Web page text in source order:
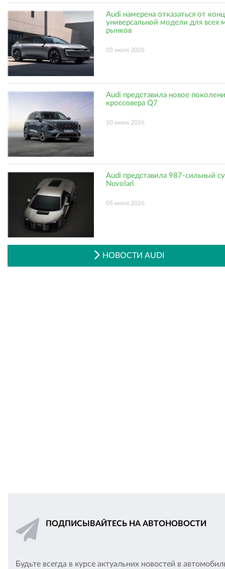
Audi намерена отказаться от
универсальной модели для всех
рынков
03 июля 2026
Audi представила новое
кроссовера Q7
10 июня 2026
Audi представила 987-сильный
Nuvolari
05 июня 2026
НОВОСТИ AUDI
ПОДПИСЫВАЙТЕСЬ НА АВТОНОВОСТИ
Будьте всегда в курсе актуальних новостей в